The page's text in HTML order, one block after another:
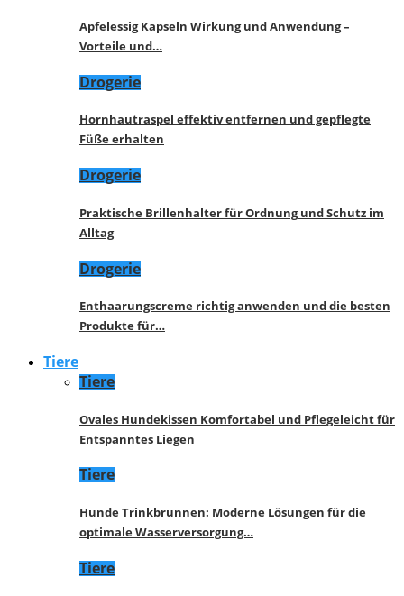
Apfelessig Kapseln Wirkung und Anwendung –
Vorteile und…
Drogerie
Hornhautraspel effektiv entfernen und gepflegte
Füße erhalten
Drogerie
Praktische Brillenhalter für Ordnung und Schutz im
Alltag
Drogerie
Enthaarungscreme richtig anwenden und die besten
Produkte für…
Tiere
Tiere
Ovales Hundekissen Komfortabel und Pflegeleicht für
Entspanntes Liegen
Tiere
Hunde Trinkbrunnen: Moderne Lösungen für die
optimale Wasserversorgung…
Tiere